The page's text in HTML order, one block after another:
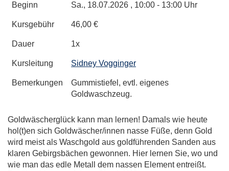
Beginn Sa., 18.07.2026 , 10:00 - 13:00 Uhr
Kursgebühr 46,00 €
Dauer 1x
Kursleitung Sidney Vogginger
Bemerkungen
Gummistiefel, evtl. eigenes
Goldwaschzeug.
Goldwäscherglück kann man lernen! Damals wie heute
hol(t)en sich Goldwäscher/innen nasse Füße, denn Gold
wird meist als Waschgold aus goldführenden Sanden aus
klaren Gebirgsbächen gewonnen. Hier lernen Sie, wo und
wie man das edle Metall dem nassen Element entreißt.